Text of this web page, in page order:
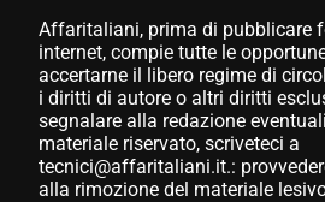
Affaritaliani, prima di pubblicare
internet, compie tutte le
accertarne il libero regime di
i diritti di autore o altri diritti
segnalare alla redazione
materiale riservato, scriveteci a
tecnici@affaritaliani.it.:
alla rimozione del materiale